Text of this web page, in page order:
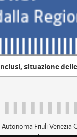
situazione
Autonoma Friuli Venezia